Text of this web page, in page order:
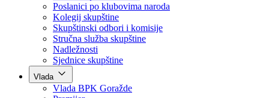
Skupština BPK Goražde
Rukovodstvo
Poslanici po strankama
Poslanici po klubovima naroda
Kolegij skupštine
Skupštinski odbori i komisije
Stručna služba skupštine
Nadležnosti
Sjednice skupštine